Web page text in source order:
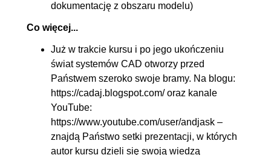
13.3. Wymiar normalny
13.4. Wymiary promienia i
średnicy
13.5. Znaczniki środka i
zespolone osie symetrii
13.6. Wymiar kątowy
13.7. Dołączanie przedrostka i
przyrostka
00:03:04
dokumentację z obszaru modelu)
Co więcej...
Już w trakcie kursu i po jego ukończeniu
świat systemów CAD otworzy przed
Państwem szeroko swoje bramy. Na blogu:
https://cadaj.blogspot.com/ oraz kanale
YouTube:
https://www.youtube.com/user/andjask –
znajdą Państwo setki prezentacji, w których
autor kursu dzieli się swoją wiedzą